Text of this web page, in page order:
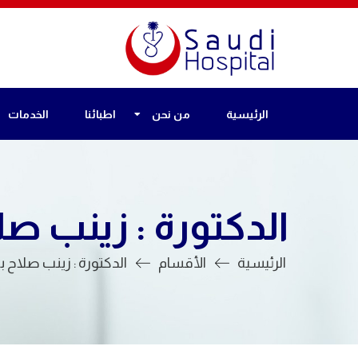
الرئيسية من نحن اطبائنا الخدمات
الدكتورة : زينب
الرئيسية الأقسام الدكتورة : زينب صلاح